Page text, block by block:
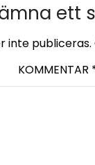
ett
inte publiceras.
KOMMENTAR